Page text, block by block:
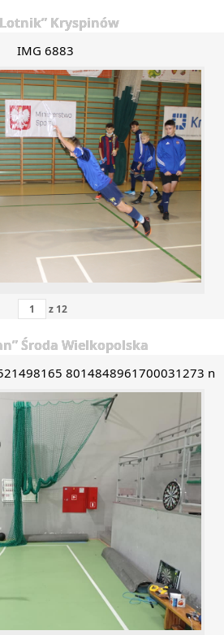
Kryspinów
IMG 6883
z 12
Środa Wielkopolska
8014848961700031273 n